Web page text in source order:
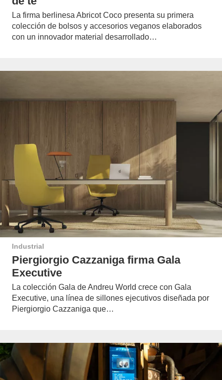
La firma berlinesa Abricot Coco presenta su primera
colección de bolsos y accesorios veganos elaborados
con un innovador material desarrollado…
Industrial
Piergiorgio Cazzaniga firma Gala
Executive
La colección Gala de Andreu World crece con Gala
Executive, una línea de sillones ejecutivos diseñada por
Piergiorgio Cazzaniga que…